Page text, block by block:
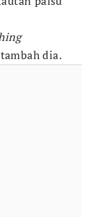
dia.